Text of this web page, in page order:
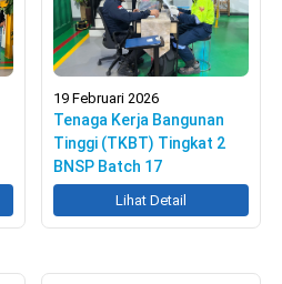
19 Februari 2026
Tenaga Kerja Bangunan
Tinggi (TKBT) Tingkat 2
BNSP Batch 17
Lihat Detail